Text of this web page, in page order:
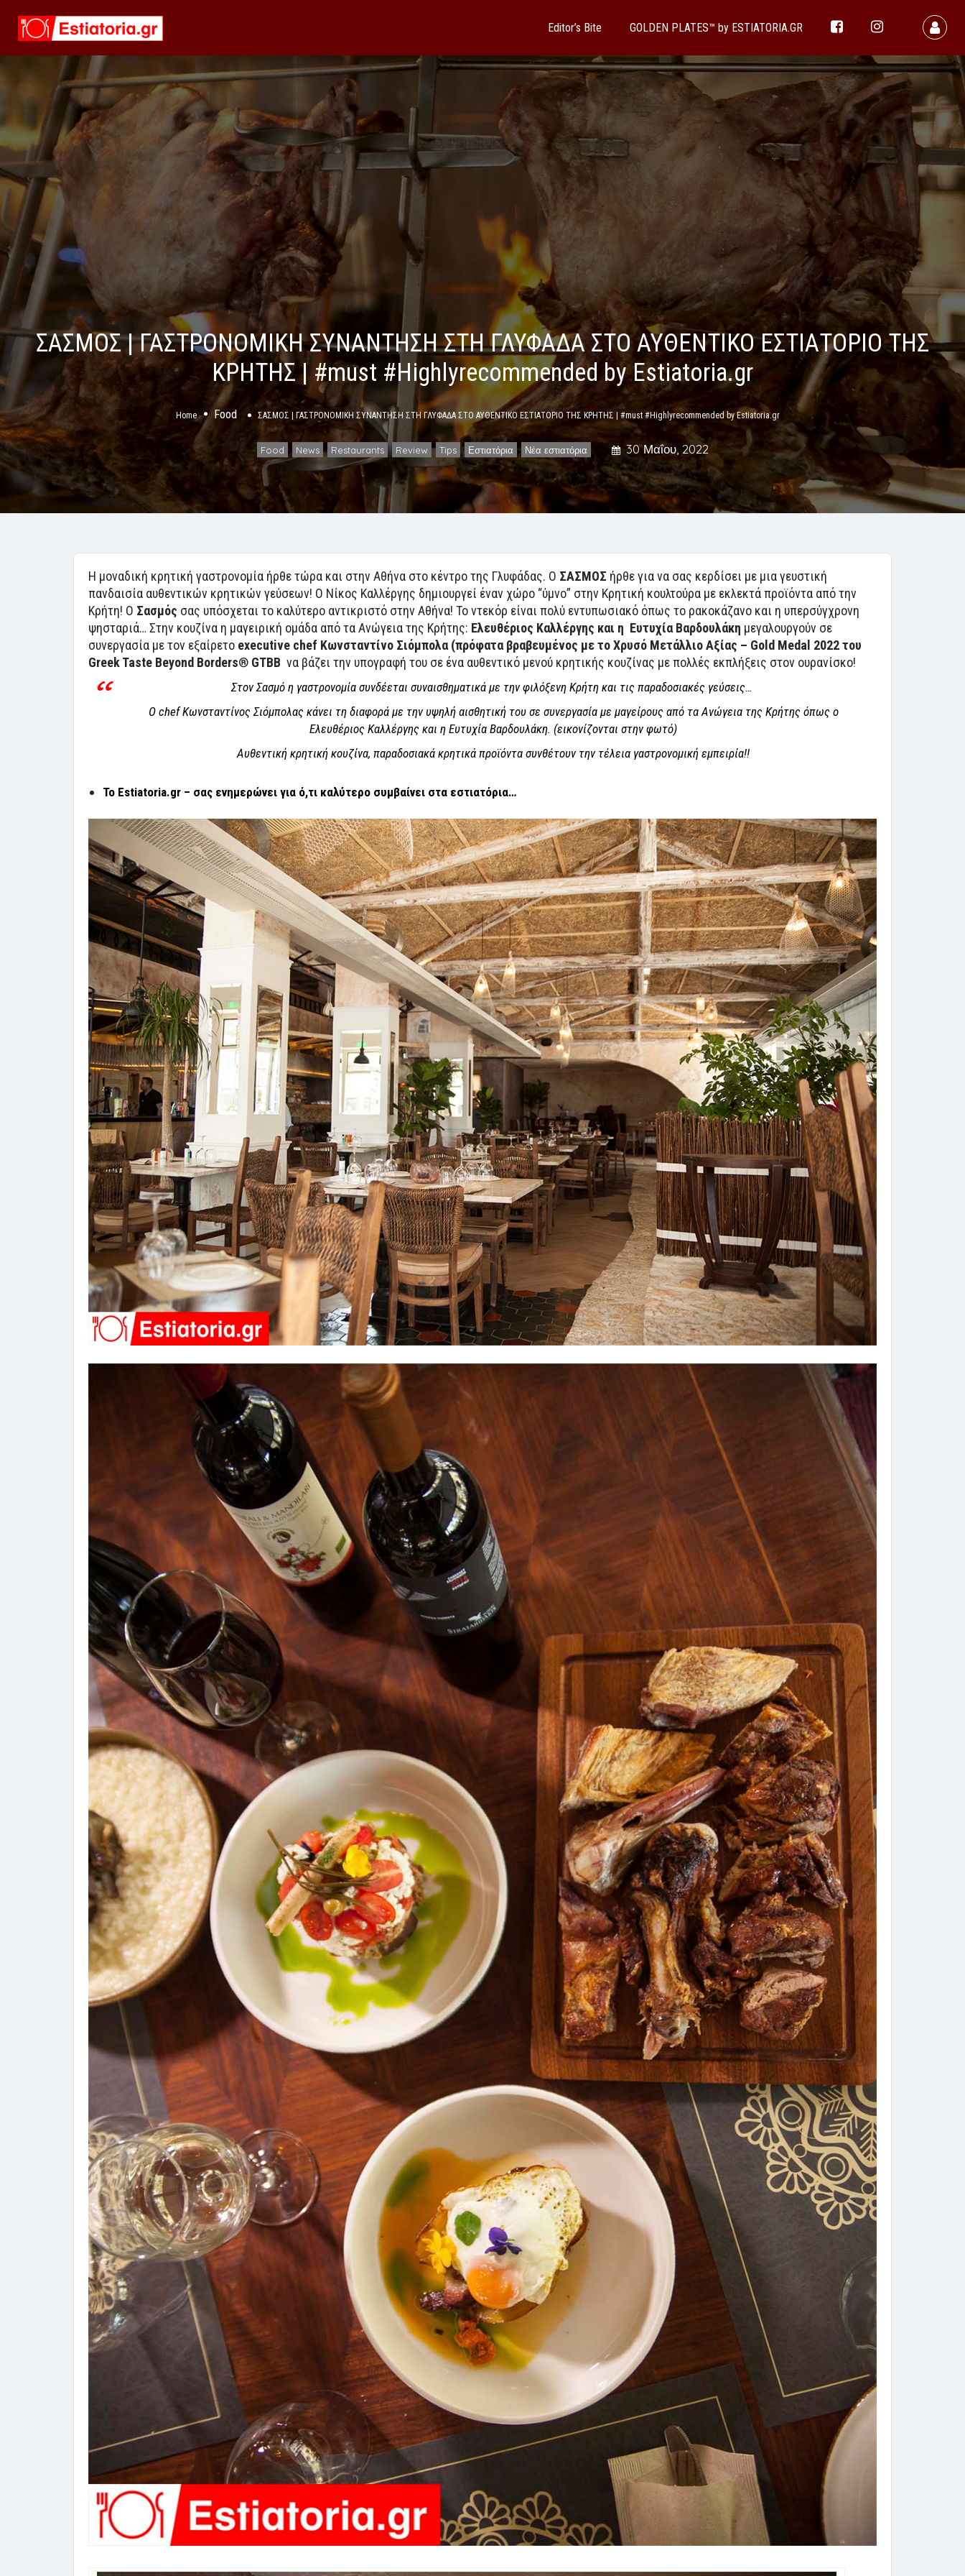
Editor’s Bite GOLDEN PLATES™ by ESTIATORIA.GR
ΣΑΣΜΟΣ | ΓΑΣΤΡΟΝΟΜΙΚΗ ΣΥΝΑΝΤΗΣΗ ΣΤΗ ΓΛΥΦΑΔΑ ΣΤΟ ΑΥΘΕΝΤΙΚΟ ΕΣΤΙΑΤΟΡΙΟ ΤΗΣ
ΚΡΗΤΗΣ | #must #Highlyrecommended by Estiatoria.gr
Home Food ΣΑΣΜΟΣ | ΓΑΣΤΡΟΝΟΜΙΚΗ ΣΥΝΑΝΤΗΣΗ ΣΤΗ ΓΛΥΦΑΔΑ ΣΤΟ ΑΥΘΕΝΤΙΚΟ ΕΣΤΙΑΤΟΡΙΟ ΤΗΣ ΚΡΗΤΗΣ | #must #Highlyrecommended by Estiatoria.gr
Food , News , Restaurants , Review , Tips , Εστιατόρια , Νέα εστιατόρια 30 Μαΐου, 2022
Η μοναδική κρητική γαστρονομία ήρθε τώρα και στην Αθήνα στο κέντρο της Γλυφάδας. Ο ΣΑΣΜΟΣ ήρθε για να σας κερδίσει με μια γευστική
πανδαισία αυθεντικών κρητικών γεύσεων! Ο Νίκος Καλλέργης δημιουργεί έναν χώρο “ύμνο” στην Κρητική κουλτούρα με εκλεκτά προϊόντα από την
Κρήτη! Ο Σασμός σας υπόσχεται το καλύτερο αντικριστό στην Αθήνα! Το ντεκόρ είναι πολύ εντυπωσιακό όπως το ρακοκάζανο και η υπερσύγχρονη
ψησταριά… Στην κουζίνα η μαγειρική ομάδα από τα Ανώγεια της Κρήτης: Ελευθέριος Καλλέργης και η Ευτυχία Βαρδουλάκη μεγαλουργούν σε
συνεργασία με τον εξαίρετο executive chef Κωνσταντίνο Σιόμπολα (πρόφατα βραβευμένος με το Χρυσό Μετάλλιο Αξίας – Gold Medal 2022 του
Greek Taste Beyond Borders® GTBB να βάζει την υπογραφή του σε ένα αυθεντικό μενού κρητικής κουζίνας με πολλές εκπλήξεις στον ουρανίσκο!
Στον Σασμό η γαστρονομία συνδέεται συναισθηματικά με την φιλόξενη Κρήτη και τις παραδοσιακές γεύσεις…
Ο chef Κωνσταντίνος Σιόμπολας κάνει τη διαφορά με την υψηλή αισθητική του σε συνεργασία με μαγείρους από τα Ανώγεια της Κρήτης όπως ο
Ελευθέριος Καλλέργης και η Ευτυχία Βαρδουλάκη. (εικονίζονται στην φωτό)
Αυθεντική κρητική κουζίνα, παραδοσιακά κρητικά προϊόντα συνθέτουν την τέλεια γαστρονομική εμπειρία!!
Το Estiatoria.gr – σας ενημερώνει για ό,τι καλύτερο συμβαίνει στα εστιατόρια…